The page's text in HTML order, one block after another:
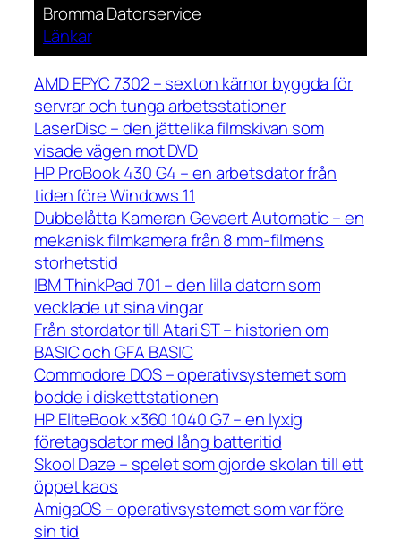
Bromma Datorservice
Länkar
AMD EPYC 7302 – sexton kärnor byggda för
servrar och tunga arbetsstationer
LaserDisc – den jättelika filmskivan som
visade vägen mot DVD
HP ProBook 430 G4 – en arbetsdator från
tiden före Windows 11
Dubbelåtta Kameran Gevaert Automatic – en
mekanisk filmkamera från 8 mm-filmens
storhetstid
IBM ThinkPad 701 – den lilla datorn som
vecklade ut sina vingar
Från stordator till Atari ST – historien om
BASIC och GFA BASIC
Commodore DOS – operativsystemet som
bodde i diskettstationen
HP EliteBook x360 1040 G7 – en lyxig
företagsdator med lång batteritid
Skool Daze – spelet som gjorde skolan till ett
öppet kaos
AmigaOS – operativsystemet som var före
sin tid